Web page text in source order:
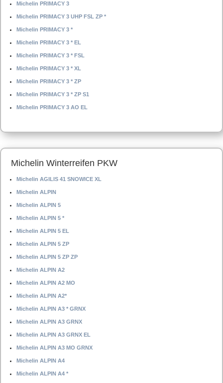
Michelin PRIMACY 3
Michelin PRIMACY 3 UHP FSL ZP *
Michelin PRIMACY 3 *
Michelin PRIMACY 3 * EL
Michelin PRIMACY 3 * FSL
Michelin PRIMACY 3 * XL
Michelin PRIMACY 3 * ZP
Michelin PRIMACY 3 * ZP S1
Michelin PRIMACY 3 AO EL
Michelin Winterreifen PKW
Michelin AGILIS 41 SNOWICE XL
Michelin ALPIN
Michelin ALPIN 5
Michelin ALPIN 5 *
Michelin ALPIN 5 EL
Michelin ALPIN 5 ZP
Michelin ALPIN 5 ZP ZP
Michelin ALPIN A2
Michelin ALPIN A2 MO
Michelin ALPIN A2*
Michelin ALPIN A3 * GRNX
Michelin ALPIN A3 GRNX
Michelin ALPIN A3 GRNX EL
Michelin ALPIN A3 MO GRNX
Michelin ALPIN A4
Michelin ALPIN A4 *